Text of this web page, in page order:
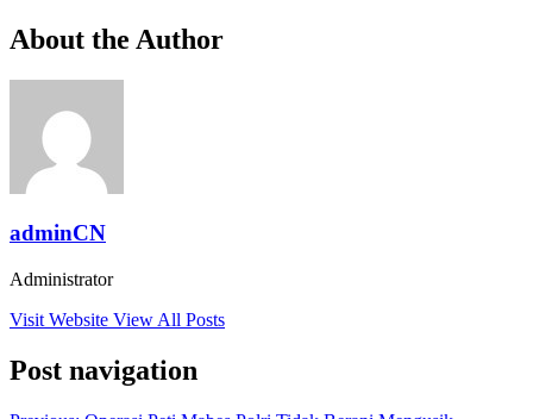
About the Author
adminCN
Administrator
Visit Website View All Posts
Post navigation